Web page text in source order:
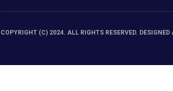
COPYRIGHT (C) 2024. ALL RIGHTS RESERVED.